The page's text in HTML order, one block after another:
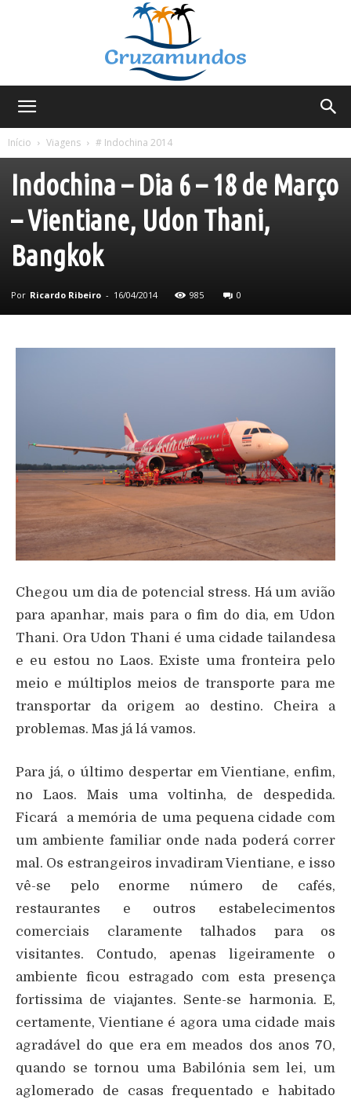
Início
Viagens # Indochina 2014
Indochina – Dia 6 – 18 de Março
– Vientiane, Udon Thani,
Bangkok
Por Ricardo Ribeiro - 16/04/2014 985 0
Chegou um dia de potencial stress. Há um avião
para apanhar, mais para o fim do dia, em Udon
Thani. Ora Udon Thani é uma cidade tailandesa
e eu estou no Laos. Existe uma fronteira pelo
meio e múltiplos meios de transporte para me
transportar da origem ao destino. Cheira a
problemas. Mas já lá vamos.
Para já, o último despertar em Vientiane, enfim,
no Laos. Mais uma voltinha, de despedida.
Ficará a memória de uma pequena cidade com
um ambiente familiar onde nada poderá correr
mal. Os estrangeiros invadiram Vientiane, e isso
vê-se pelo enorme número de cafés,
restaurantes e outros estabelecimentos
comerciais claramente talhados para os
visitantes. Contudo, apenas ligeiramente o
ambiente ficou estragado com esta presença
fortissima de viajantes. Sente-se harmonia. E,
certamente, Vientiane é agora uma cidade mais
agradável do que era em meados dos anos 70,
quando se tornou uma Babilónia sem lei, um
aglomerado de casas frequentado e habitado